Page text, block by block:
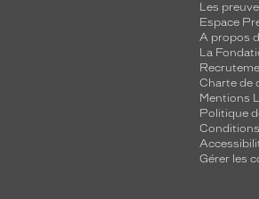
Les
Espace
A propos
La
Charte de
Mentions
Politique
Gérer les